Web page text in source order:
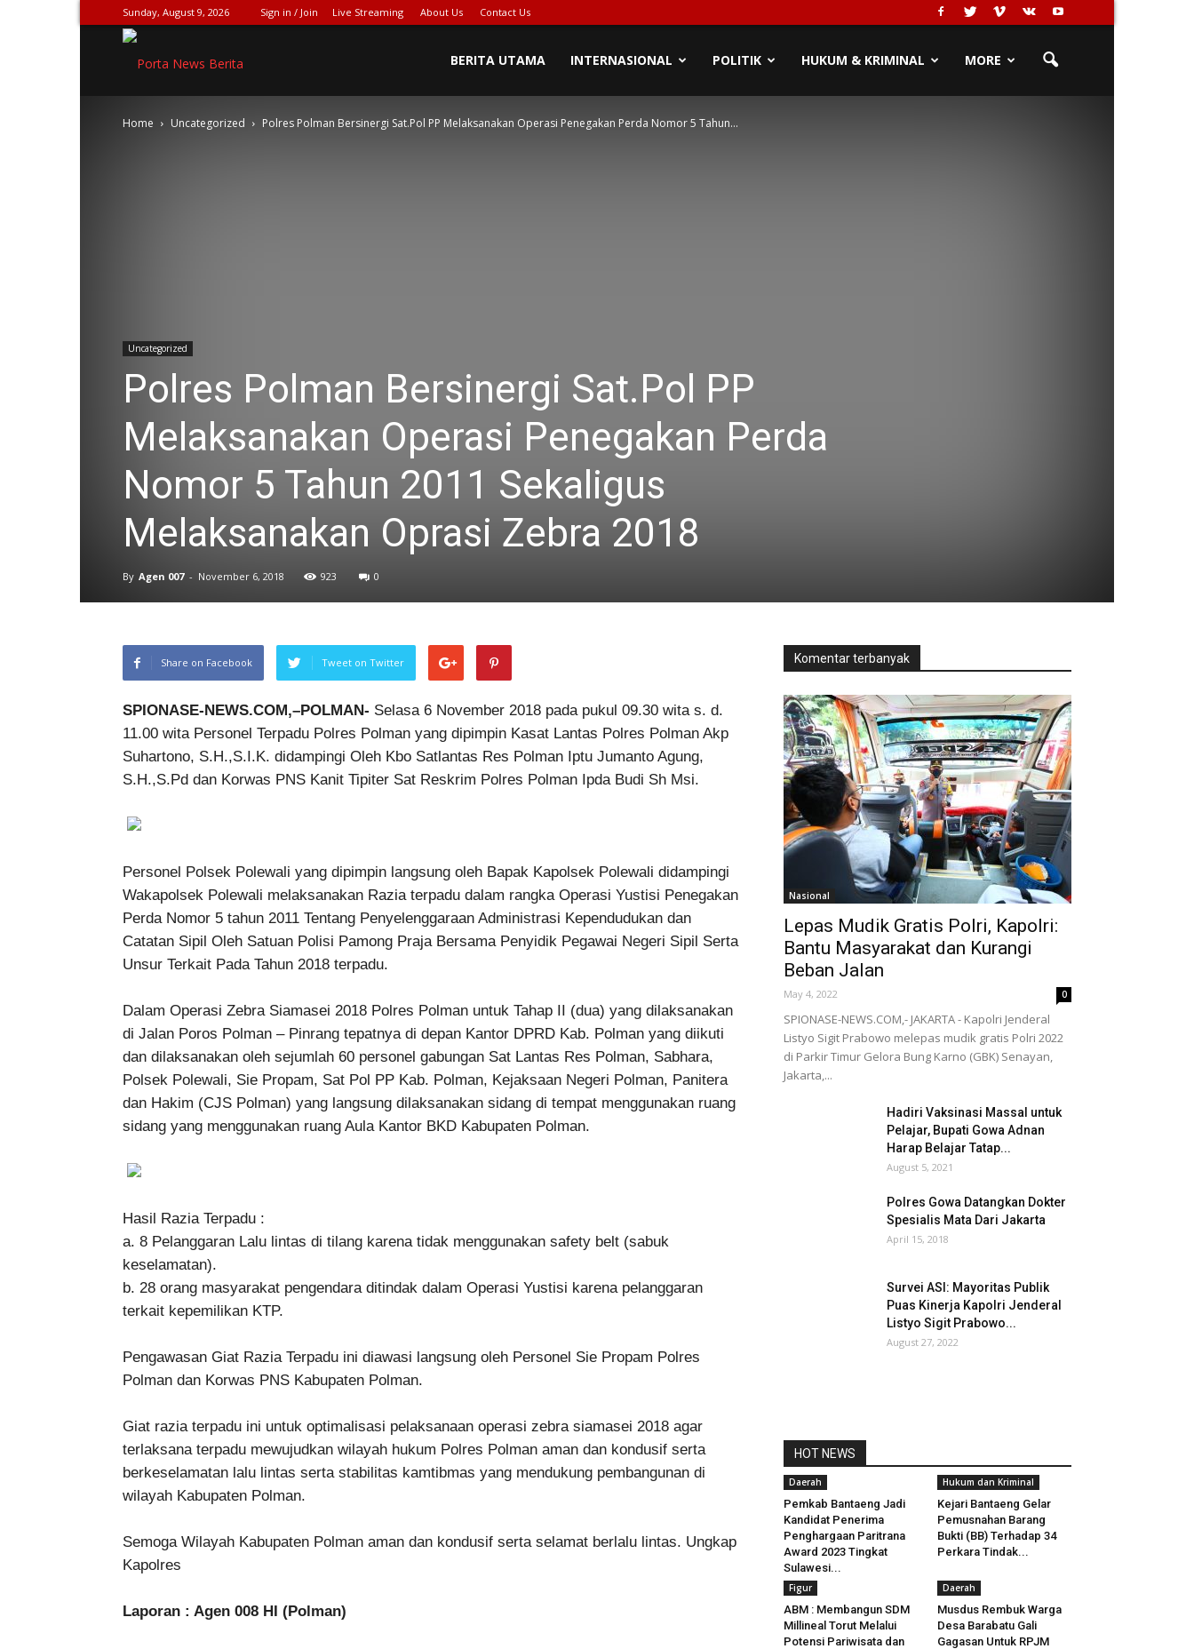
Sunday, August 9, 2026 Sign in / Join Live Streaming About Us Contact Us
NEWS[DOT]COM
BERITA UTAMA INTERNASIONAL POLITIK HUKUM & KRIMINAL MORE
Home Uncategorized Polres Polman Bersinergi Sat.Pol PP Melaksanakan Operasi Penegakan Perda Nomor 5 Tahun...
Uncategorized
Polres Polman Bersinergi Sat.Pol PP
Melaksanakan Operasi Penegakan Perda
Nomor 5 Tahun 2011 Sekaligus
Melaksanakan Oprasi Zebra 2018
By Agen 007 - November 6, 2018 923 0
Share on Facebook Tweet on Twitter
SPIONASE-NEWS.COM,–POLMAN- Selasa 6 November 2018 pada pukul 09.30 wita s. d.
11.00 wita Personel Terpadu Polres Polman yang dipimpin Kasat Lantas Polres Polman Akp
Suhartono, S.H.,S.I.K. didampingi Oleh Kbo Satlantas Res Polman Iptu Jumanto Agung,
S.H.,S.Pd dan Korwas PNS Kanit Tipiter Sat Reskrim Polres Polman Ipda Budi Sh Msi.
Personel Polsek Polewali yang dipimpin langsung oleh Bapak Kapolsek Polewali didampingi
Wakapolsek Polewali melaksanakan Razia terpadu dalam rangka Operasi Yustisi Penegakan
Perda Nomor 5 tahun 2011 Tentang Penyelenggaraan Administrasi Kependudukan dan
Catatan Sipil Oleh Satuan Polisi Pamong Praja Bersama Penyidik Pegawai Negeri Sipil Serta
Unsur Terkait Pada Tahun 2018 terpadu.
Dalam Operasi Zebra Siamasei 2018 Polres Polman untuk Tahap II (dua) yang dilaksanakan
di Jalan Poros Polman – Pinrang tepatnya di depan Kantor DPRD Kab. Polman yang diikuti
dan dilaksanakan oleh sejumlah 60 personel gabungan Sat Lantas Res Polman, Sabhara,
Polsek Polewali, Sie Propam, Sat Pol PP Kab. Polman, Kejaksaan Negeri Polman, Panitera
dan Hakim (CJS Polman) yang langsung dilaksanakan sidang di tempat menggunakan ruang
sidang yang menggunakan ruang Aula Kantor BKD Kabupaten Polman.
Hasil Razia Terpadu :
a. 8 Pelanggaran Lalu lintas di tilang karena tidak menggunakan safety belt (sabuk
keselamatan).
b. 28 orang masyarakat pengendara ditindak dalam Operasi Yustisi karena pelanggaran
terkait kepemilikan KTP.
Pengawasan Giat Razia Terpadu ini diawasi langsung oleh Personel Sie Propam Polres
Polman dan Korwas PNS Kabupaten Polman.
Giat razia terpadu ini untuk optimalisasi pelaksanaan operasi zebra siamasei 2018 agar
terlaksana terpadu mewujudkan wilayah hukum Polres Polman aman dan kondusif serta
berkeselamatan lalu lintas serta stabilitas kamtibmas yang mendukung pembangunan di
wilayah Kabupaten Polman.
Semoga Wilayah Kabupaten Polman aman dan kondusif serta selamat berlalu lintas. Ungkap
Kapolres
Laporan : Agen 008 HI (Polman)
Komentar terbanyak
Nasional
Lepas Mudik Gratis Polri, Kapolri:
Bantu Masyarakat dan Kurangi
Beban Jalan
May 4, 2022 0
SPIONASE-NEWS.COM,- JAKARTA - Kapolri Jenderal
Listyo Sigit Prabowo melepas mudik gratis Polri 2022
di Parkir Timur Gelora Bung Karno (GBK) Senayan,
Jakarta,...
Hadiri Vaksinasi Massal untuk
Pelajar, Bupati Gowa Adnan
Harap Belajar Tatap...
August 5, 2021
Polres Gowa Datangkan Dokter
Spesialis Mata Dari Jakarta
April 15, 2018
Survei ASI: Mayoritas Publik
Puas Kinerja Kapolri Jenderal
Listyo Sigit Prabowo...
August 27, 2022
HOT NEWS
Daerah
Pemkab Bantaeng Jadi
Kandidat Penerima
Penghargaan Paritrana
Award 2023 Tingkat
Sulawesi...
Hukum dan Kriminal
Kejari Bantaeng Gelar
Pemusnahan Barang
Bukti (BB) Terhadap 34
Perkara Tindak...
Figur
ABM : Membangun SDM
Millineal Torut Melalui
Potensi Pariwisata dan
Daerah
Musdus Rembuk Warga
Desa Barabatu Gali
Gagasan Untuk RPJM